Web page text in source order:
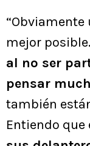
mejor
al no ser
pensar
también
Entiendo